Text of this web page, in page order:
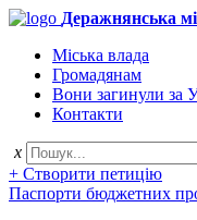
Деражнянська
Міська влада
Громадянам
Вони загинули за
Контакти
x
+ Створити петицію
Паспорти бюджетних